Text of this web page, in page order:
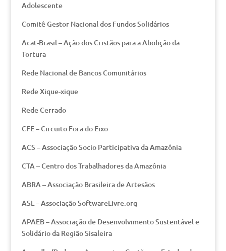
Adolescente
Comitê Gestor Nacional dos Fundos Solidários
Acat-Brasil – Ação dos Cristãos para a Abolição da
Tortura
Rede Nacional de Bancos Comunitários
Rede Xique-xique
Rede Cerrado
CFE – Circuito Fora do Eixo
ACS – Associação Socio Participativa da Amazônia
CTA – Centro dos Trabalhadores da Amazônia
ABRA – Associação Brasileira de Artesãos
ASL – Associação SoftwareLivre.org
APAEB – Associação de Desenvolvimento Sustentável e
Solidário da Região Sisaleira